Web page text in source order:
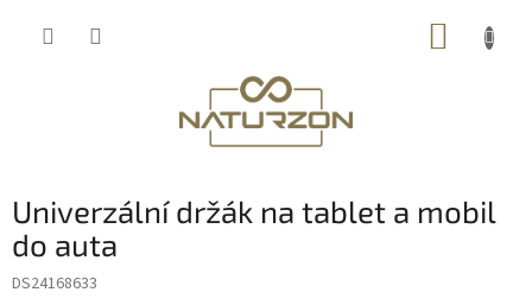
Univerzální držák na tablet a mobil
do auta
DS24168633